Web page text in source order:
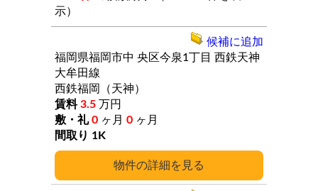
示）
詳細
福岡県福岡市中 央区今泉1丁目 西鉄天神
大牟田線
西鉄福岡（天神）
3.5 万円
0 ヶ月 0 ヶ月
1K
候補に追加